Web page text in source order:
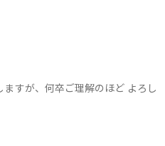
すが、何卒ご理解のほど よろし